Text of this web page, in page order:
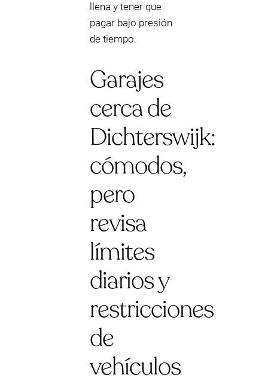
llena y tener que
pagar bajo presión
de tiempo.
Garajes
cerca de
Dichterswijk:
cómodos,
pero
revisa
límites
diarios y
restricciones
de
vehículos